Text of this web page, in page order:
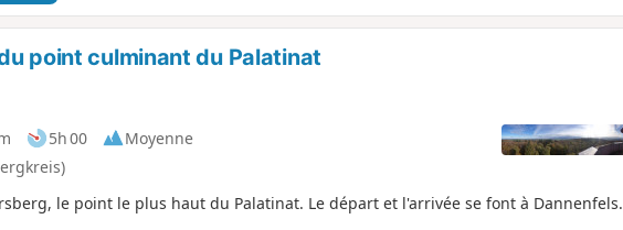
point culminant du Palatinat
5h 00
Moyenne
le point le plus haut du Palatinat. Le départ et l'arrivée se font à Dannenfels.